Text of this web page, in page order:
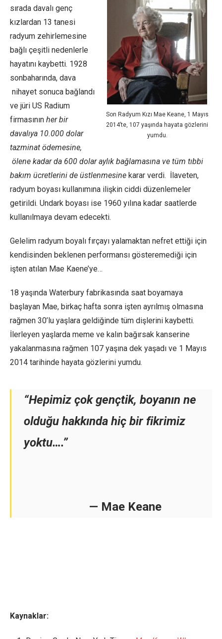
Son Radyum Kızı Mae Keane, 1 Mayıs
2014’te, 107 yaşında hayata gözlerini
yumdu.
sırada davalı genç
kızlardan 13 tanesi
radyum zehirlemesine
bağlı çeşitli nedenlerle
hayatını kaybetti. 1928
sonbaharında, dava
nihayet sonuca bağlandı
ve jüri US Radium
firmasının her bir
davalıya 10.000 dolar
tazminat ödemesine,
ölene kadar da 600 dolar aylık bağlamasına ve tüm tıbbi
bakım ücretlerini de üstlenmesine karar verdi. İlaveten,
radyum boyası kullanımına ilişkin ciddi düzenlemeler
getirildi. Undark boyası ise 1960 yılına kadar saatlerde
kullanılmaya devam edecekti.
Gelelim radyum boyalı fırçayı yalamaktan nefret ettiği için
kendisinden beklenen performansı gösteremediği için
işten atılan Mae Kaene’ye…
18 yaşında Waterbury fabrikasında saat boyamaya
başlayan Mae, birkaç hafta sonra işten ayrılmış olmasına
rağmen 30’lu yaşlara geldiğinde tüm dişlerini kaybetti.
İlerleyen yaşlarda meme ve kalın bağırsak kanserine
yakalanmasına rağmen 107 yaşına dek yaşadı ve 1 Mayıs
2014 tarihinde hayata gözlerini yumdu.
“Hepimiz çok gençtik, boyanın ne
olduğu hakkında hiç bir fikrimiz
yoktu….”
— Mae Keane
Kaynaklar: